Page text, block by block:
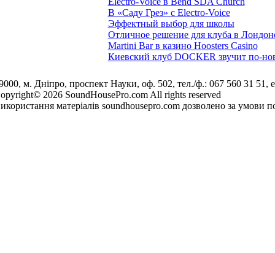
В «Саду Грез» с Electro-Voice
Эффектный выбор для школы
Отличное решение для клуба в
Martini Bar в казино Hoosters Casino
Киевский клуб DOCKER звучит по-
м. Дніпро, проспект Науки, оф. 502, тел./ф.: 067 560 31 51,
2026 SoundHousePro.com All rights reserved
матеріалів soundhousepro.com дозволено за умови